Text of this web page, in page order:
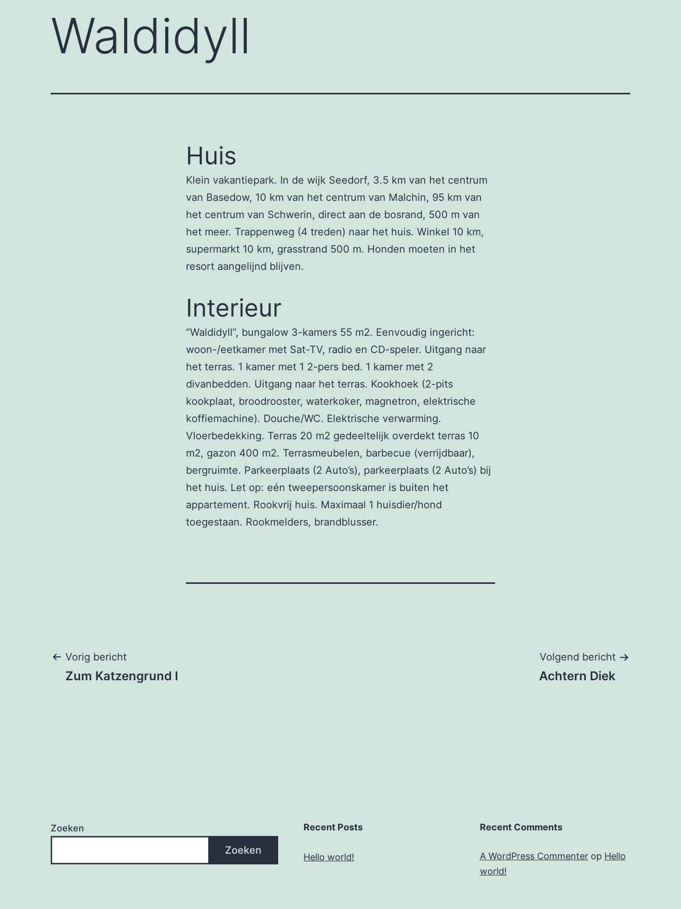
Waldidyll
Huis
Klein vakantiepark. In de wijk Seedorf, 3.5 km van het centrum
van Basedow, 10 km van het centrum van Malchin, 95 km van
het centrum van Schwerin, direct aan de bosrand, 500 m van
het meer. Trappenweg (4 treden) naar het huis. Winkel 10 km,
supermarkt 10 km, grasstrand 500 m. Honden moeten in het
resort aangelijnd blijven.
Interieur
“Waldidyll”, bungalow 3-kamers 55 m2. Eenvoudig ingericht:
woon-/eetkamer met Sat-TV, radio en CD-speler. Uitgang naar
het terras. 1 kamer met 1 2-pers bed. 1 kamer met 2
divanbedden. Uitgang naar het terras. Kookhoek (2-pits
kookplaat, broodrooster, waterkoker, magnetron, elektrische
koffiemachine). Douche/WC. Elektrische verwarming.
Vloerbedekking. Terras 20 m2 gedeeltelijk overdekt terras 10
m2, gazon 400 m2. Terrasmeubelen, barbecue (verrijdbaar),
bergruimte. Parkeerplaats (2 Auto’s), parkeerplaats (2 Auto’s) bij
het huis. Let op: eén tweepersoonskamer is buiten het
appartement. Rookvrij huis. Maximaal 1 huisdier/hond
toegestaan. Rookmelders, brandblusser.
Bericht
Vorig bericht
Zum Katzengrund I
Volgend bericht
Achtern Diek
Zoeken
Zoeken
Recent Posts
Hello world!
Recent Comments
A WordPress Commenterop Hello
world!